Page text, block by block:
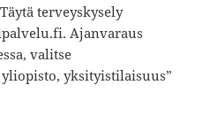
terveyskysely
Ajanvaraus
valitse
yksityistilaisuus”